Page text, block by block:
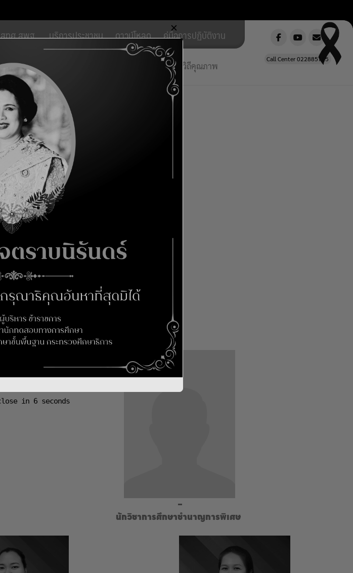
ทศ.สพฐ. บริการประชาชน ดาวน์โหลด คู่มือการปฏิบัติงาน
มแข็งสู่การเป็นองค์กรวิชาชีพชั้นสูงภายใต้ สพฐ.วิถีใหม่ วิถีคุณภาพ
Call Center 022885785
กร รัตติโชติ
าชำนาญการพิเศษ
และสารสนเทศทางการศึกษา
–
นักวิชาการศึกษาชำนาญการพิเศษ
✕
in 5 seconds